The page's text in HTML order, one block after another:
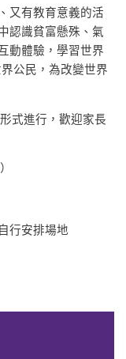
又有教育意義的活
認識貧富懸殊、氣
動體驗，學習世界
公民，為改變世界
式進行，歡迎家長
行安排場地